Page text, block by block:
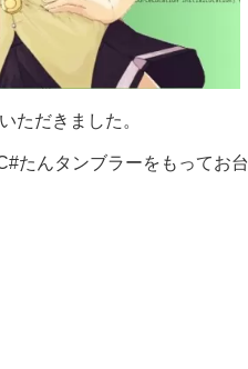
ただきました。
たんタンブラーをもってお